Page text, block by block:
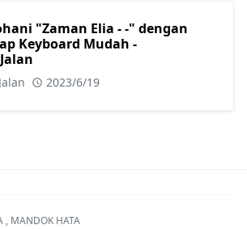
"Zaman Elia - -" dengan
Keyboard Mudah -
2023/6/19
, MANDOK HATA